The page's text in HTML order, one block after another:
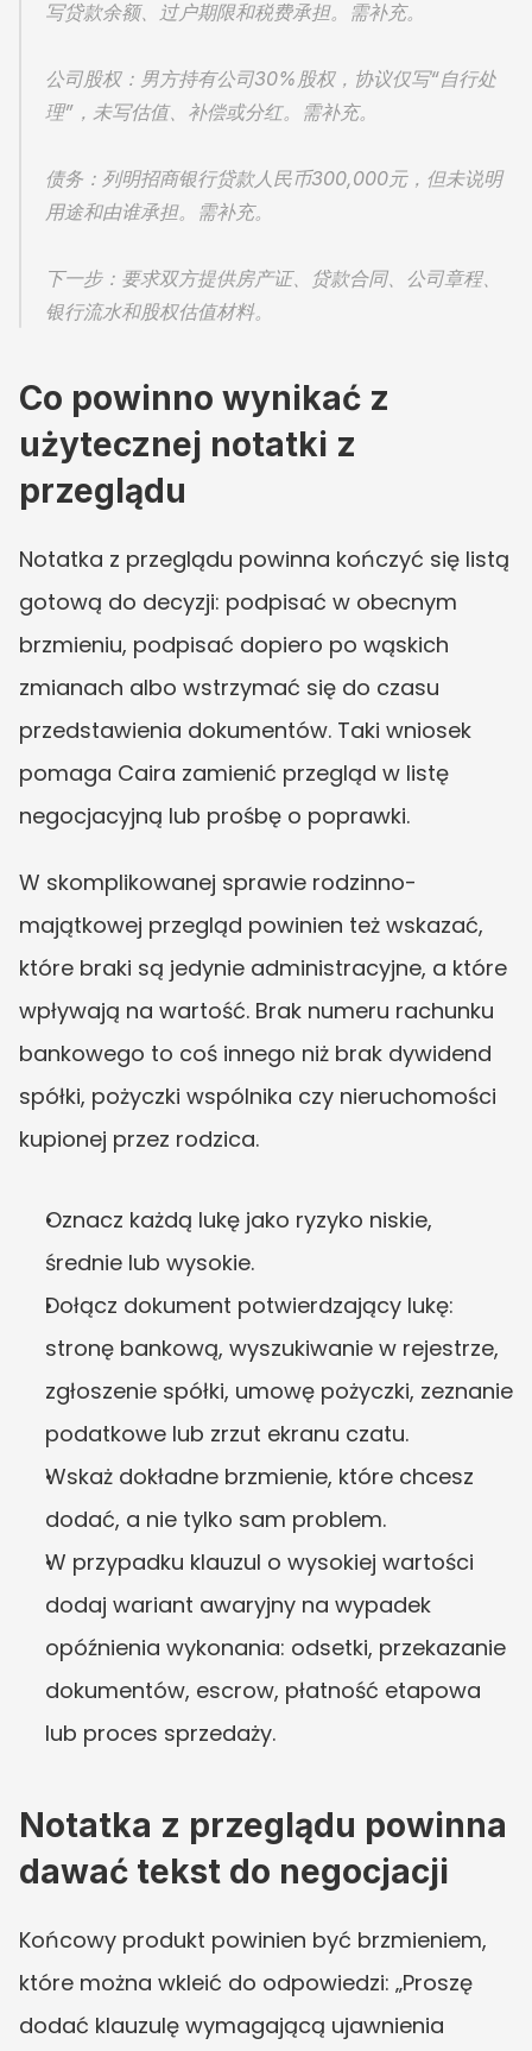
写贷款余额、过户期限和税费承担。需补充。
公司股权：男方持有公司30%股权，协议仅写“自行处
理”，未写估值、补偿或分红。需补充。
债务：列明招商银行贷款人民币300,000元，但未说明
用途和由谁承担。需补充。
下一步：要求双方提供房产证、贷款合同、公司章程、
银行流水和股权估值材料。
Co powinno wynikać z
użytecznej notatki z
przeglądu
Notatka z przeglądu powinna kończyć się listą
gotową do decyzji: podpisać w obecnym
brzmieniu, podpisać dopiero po wąskich
zmianach albo wstrzymać się do czasu
przedstawienia dokumentów. Taki wniosek
pomaga Caira zamienić przegląd w listę
negocjacyjną lub prośbę o poprawki.
W skomplikowanej sprawie rodzinno-
majątkowej przegląd powinien też wskazać,
które braki są jedynie administracyjne, a które
wpływają na wartość. Brak numeru rachunku
bankowego to coś innego niż brak dywidend
spółki, pożyczki wspólnika czy nieruchomości
kupionej przez rodzica.
Oznacz każdą lukę jako ryzyko niskie,
średnie lub wysokie.
Dołącz dokument potwierdzający lukę:
stronę bankową, wyszukiwanie w rejestrze,
zgłoszenie spółki, umowę pożyczki, zeznanie
podatkowe lub zrzut ekranu czatu.
Wskaż dokładne brzmienie, które chcesz
dodać, a nie tylko sam problem.
W przypadku klauzul o wysokiej wartości
dodaj wariant awaryjny na wypadek
opóźnienia wykonania: odsetki, przekazanie
dokumentów, escrow, płatność etapowa
lub proces sprzedaży.
Notatka z przeglądu powinna
dawać tekst do negocjacji
Końcowy produkt powinien być brzmieniem,
które można wkleić do odpowiedzi: „Proszę
dodać klauzulę wymagającą ujawnienia